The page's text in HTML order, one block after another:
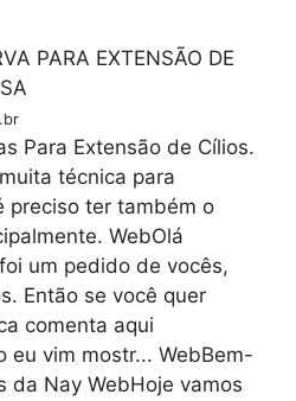
Para Extensão de Cílios.
técnica para
preciso ter também o
WebOlá
um pedido de vocês,
Então se você quer
comenta aqui
eu vim mostr... WebBem-
da Nay WebHoje vamos